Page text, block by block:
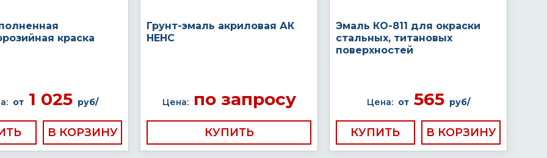
краска
от1 025 руб/
Грунт-эмаль акриловая АК
НЕНС
Цена:по запросу
КУПИТЬ
Эмаль КО-811 для окраски
стальных, титановых
поверхностей
Цена: от565 руб/
КУПИТЬ